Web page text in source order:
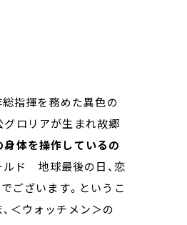
総指揮を務めた異色の
グロリアが生まれ故郷
体を操作しているの
ルド 地球最後の日、恋
ございます。というこ
＜ウォッチメン＞の